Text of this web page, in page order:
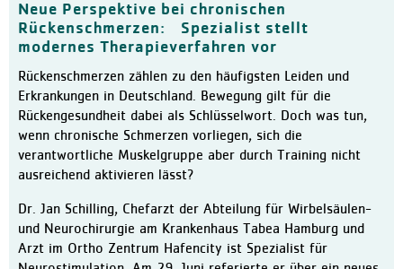
Neue Perspektive bei chronischen
Rückenschmerzen: Spezialist stellt
modernes Therapieverfahren vor
Rückenschmerzen zählen zu den häufigsten Leiden und
Erkrankungen in Deutschland. Bewegung gilt für die
Rückengesundheit dabei als Schlüsselwort. Doch was tun,
wenn chronische Schmerzen vorliegen, sich die
verantwortliche Muskelgruppe aber durch Training nicht
ausreichend aktivieren lässt?
Dr. Jan Schilling, Chefarzt der Abteilung für Wirbelsäulen-
und Neurochirurgie am Krankenhaus Tabea Hamburg und
Arzt im Ortho Zentrum Hafencity ist Spezialist für
Chirurgie und
Wirbelsäulenzentrum
Schmerztherapie mit
Anästhesiologie und
Orthopädie und
Ambulantes Zentrum
Therapie-Mediathek
MVZ im Bremer Süden